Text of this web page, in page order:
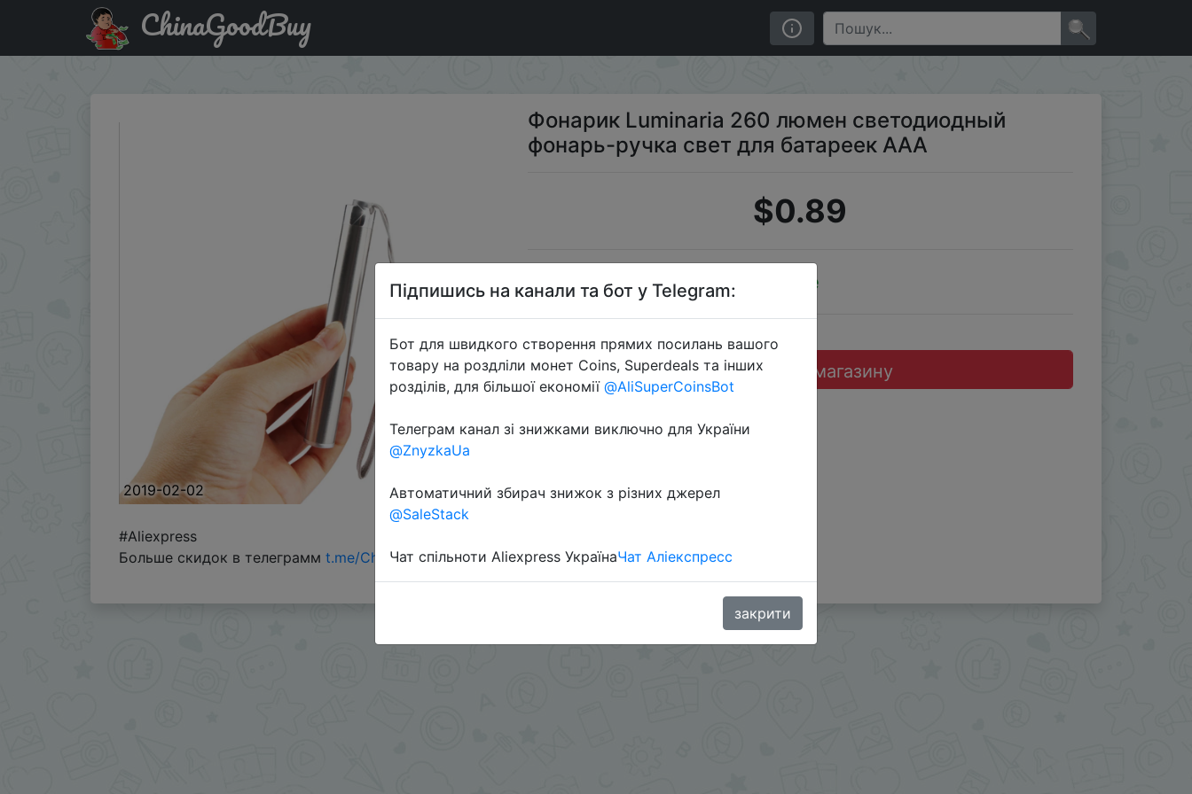
Акція на Фонарик Luminaria 260 люмен светодиодный фонарь-ручка свет для батареек ААА
ChinaGoodBuy
2019-02-02
Фонарик Luminaria 260 люмен светодиодный
фонарь-ручка свет для батареек ААА
$0.89
Sale
Перейти до магазину
#Aliexpress
Больше скидок в телеграмм t.me/ChinaGoodBuy
Підпишись на канали та бот у Telegram:
Бот для швидкого створення прямих посилань вашого
товару на роздліли монет Coins, Superdeals та інших
розділів, для більшої економії @AliSuperCoinsBot
Телеграм канал зі знижками виключно для України
@ZnyzkaUa
Автоматичний збирач знижок з різних джерел
@SaleStack
Чат спільноти Aliexpress УкраїнаЧат Аліекспресс
закрити